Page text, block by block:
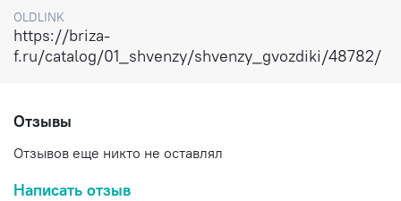
OLDLINK
https://briza-
f.ru/catalog/01_shvenzy/shvenzy_gvozdiki/48782/
Отзывы
Отзывов еще никто не оставлял
Написать отзыв